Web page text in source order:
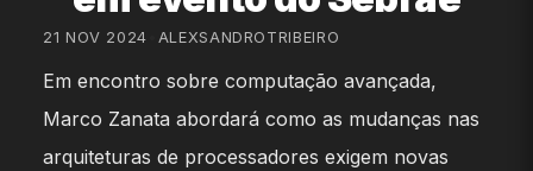
21 NOV 2024 ALEXSANDROTRIBEIRO
Em encontro sobre computação avançada,
Marco Zanata abordará como as mudanças nas
arquiteturas de processadores exigem novas